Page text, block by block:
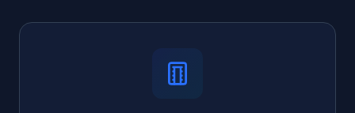
optimizasyonu, mobil uyumluluk ve hızlı
ulaşabilirsiniz. Garanti kapsamında tüm hata
ve sorunlar ücretsiz olarak giderilir.